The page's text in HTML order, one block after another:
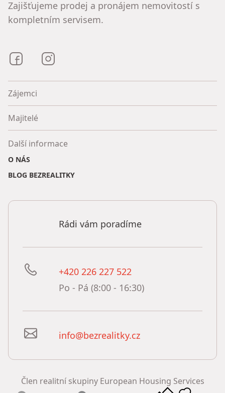
Zajišťujeme prodej a pronájem nemovitostí s
kompletním servisem.
Bezrealitky na Facebooku
Zájemci
Majitelé
Další informace
O NÁS
BLOG BEZREALITKY
Rádi vám poradíme
+420 226 227 522
Po - Pá (8:00 - 16:30)
info@bezrealitky.cz
Člen realitní skupiny European Housing Services